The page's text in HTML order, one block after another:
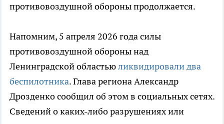
противовоздушной обороны продолжается.
Напомним, 5 апреля 2026 года силы
противовоздушной обороны над
Ленинградской областьюликвидировали два
беспилотника. Глава региона Александр
Дрозденко сообщил об этом в социальных сетях.
Сведений о каких-либо разрушениях или